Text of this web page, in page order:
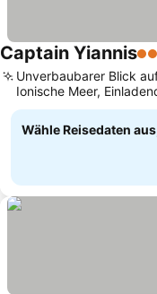
Captain Yiannis4
Unverbaubarer Blick
Ionische Meer,
Meerblick
Wähle Reisedaten